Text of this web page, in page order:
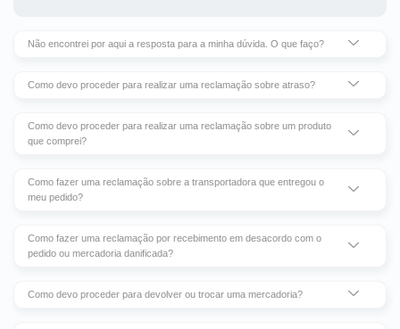
Não encontrei por aqui a resposta para a minha dúvida. O que faço?
Como devo proceder para realizar uma reclamação sobre atraso?
Como devo proceder para realizar uma reclamação sobre um produto
que comprei?
Como fazer uma reclamação sobre a transportadora que entregou o
meu pedido?
Como fazer uma reclamação por recebimento em desacordo com o
pedido ou mercadoria danificada?
Como devo proceder para devolver ou trocar uma mercadoria?